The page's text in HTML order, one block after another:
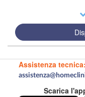
Assistenza tecnica:
Scarica